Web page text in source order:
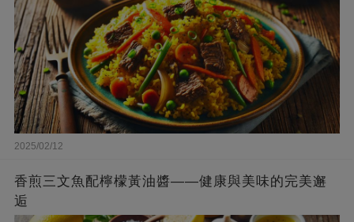
2025/02/12
香煎三文魚配檸檬黃油醬——健康與美味的完美邂
逅